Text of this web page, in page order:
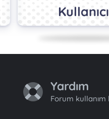
Yardım
Forum kullanım